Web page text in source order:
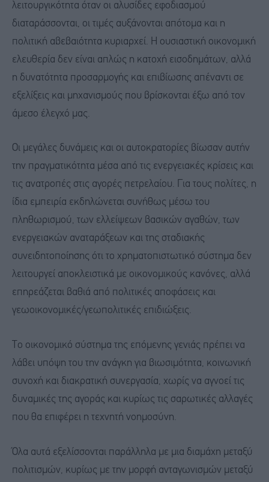
λειτουργικότητα όταν οι αλυσίδες εφοδιασμού
διαταράσσονται, οι τιμές αυξάνονται απότομα και η
πολιτική αβεβαιότητα κυριαρχεί. Η ουσιαστική οικονομική
ελευθερία δεν είναι απλώς η κατοχή εισοδημάτων, αλλά
η δυνατότητα προσαρμογής και επιβίωσης απέναντι σε
εξελίξεις και μηχανισμούς που βρίσκονται έξω από τον
άμεσο έλεγχό μας.
Οι μεγάλες δυνάμεις και οι αυτοκρατορίες βίωσαν αυτήν
την πραγματικότητα μέσα από τις ενεργειακές κρίσεις και
τις ανατροπές στις αγορές πετρελαίου. Για τους πολίτες, η
ίδια εμπειρία εκδηλώνεται συνήθως μέσω του
πληθωρισμού, των ελλείψεων βασικών αγαθών, των
ενεργειακών αναταράξεων και της σταδιακής
συνειδητοποίησης ότι το χρηματοπιστωτικό σύστημα δεν
λειτουργεί αποκλειστικά με οικονομικούς κανόνες, αλλά
επηρεάζεται βαθιά από πολιτικές αποφάσεις και
γεωοικονομικές/γεωπολιτικές επιδιώξεις.
Το οικονομικό σύστημα της επόμενης γενιάς πρέπει να
λάβει υπόψη του την ανάγκη για βιωσιμότητα, κοινωνική
συνοχή και διακρατική συνεργασία, χωρίς να αγνοεί τις
δυναμικές της αγοράς και κυρίως τις σαρωτικές αλλαγές
που θα επιφέρει η τεχνητή νοημοσύνη.
Όλα αυτά εξελίσσονται παράλληλα με μια διαμάχη μεταξύ
πολιτισμών, κυρίως με την μορφή ανταγωνισμών μεταξύ